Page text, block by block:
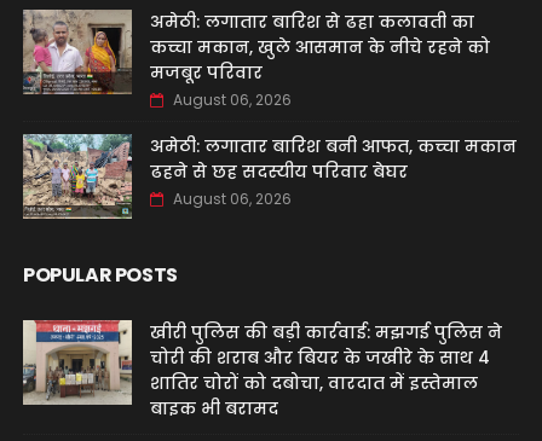
अमेठी: लगातार बारिश से ढहा कलावती का
कच्चा मकान, खुले आसमान के नीचे रहने को
मजबूर परिवार
August 06, 2026
अमेठी: लगातार बारिश बनी आफत, कच्चा मकान
ढहने से छह सदस्यीय परिवार बेघर
August 06, 2026
POPULAR POSTS
खीरी पुलिस की बड़ी कार्रवाई: मझगई पुलिस ने
चोरी की शराब और बियर के जखीरे के साथ 4
शातिर चोरों को दबोचा, वारदात में इस्तेमाल
बाइक भी बरामद